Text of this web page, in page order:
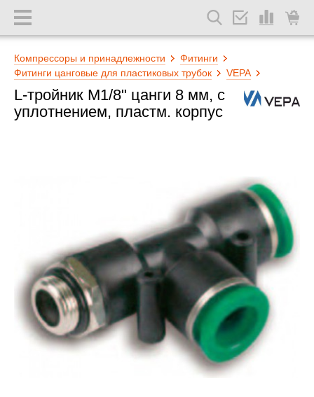
Компрессоры и принадлежности
Фитинги
Фитинги цанговые для пластиковых трубок
VEPA
L-тройник М1/8" цанги 8 мм, с
уплотнением, пластм. корпус